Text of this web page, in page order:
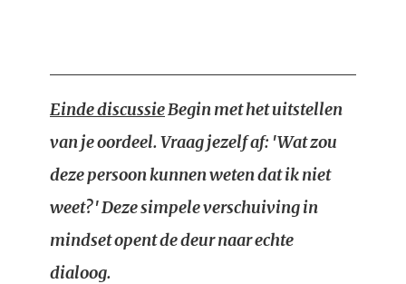
Einde discussieBegin met het uitstellen
van je oordeel. Vraag jezelf af: 'Wat zou
deze persoon kunnen weten dat ik niet
weet?' Deze simpele verschuiving in
mindset opent de deur naar echte
dialoog.